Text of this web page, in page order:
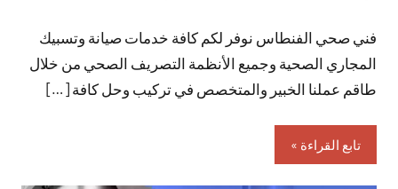
تعليقات
فني صحي الفنطاس نوفر لكم كافة خدمات صيانة وتسبيك
المجاري الصحية وجميع الأنظمة التصريف الصحي من خلال
طاقم عملنا الخبير والمتخصص في تركيب وحل كافة […]
تابع القراءة